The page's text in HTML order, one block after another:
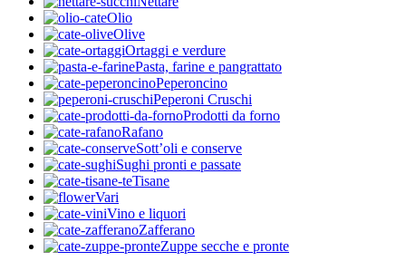
Olio
Olive
Ortaggi e verdure
Pasta, farine e pangrattato
Peperoncino
Peperoni Cruschi
Prodotti da forno
Rafano
Sott’oli e conserve
Sughi pronti e passate
Tisane
Vari
Vino e liquori
Zafferano
Zuppe secche e pronte